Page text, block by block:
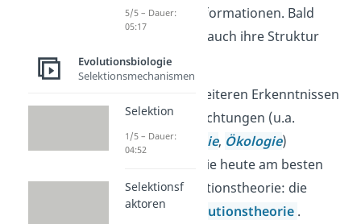
unserer Erbinformationen. Bald
darauf wurde auch ihre Struktur
identifiziert.
Aus diesen und weiteren Erkenntnissen
zahlreicher Fachrichtungen (u.a.
Genetik ,Biochemie, Ökologie)
entwickelte sich die heute am besten
begründete Evolutionstheorie: die
synthetische Evolutionstheorie .
5/5 – Dauer:
05:17
Evolutionsbiologie
Selektionsmechanismen
Selektion
1/5 – Dauer:
04:52
Selektionsf
aktoren